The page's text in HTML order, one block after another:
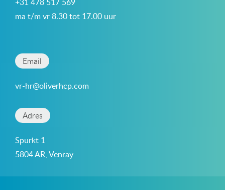
ma t/m vr 8.30 tot 17.00 uur
Email
vr-hr@oliverhcp.com
Adres
Spurkt 1
5804 AR, Venray